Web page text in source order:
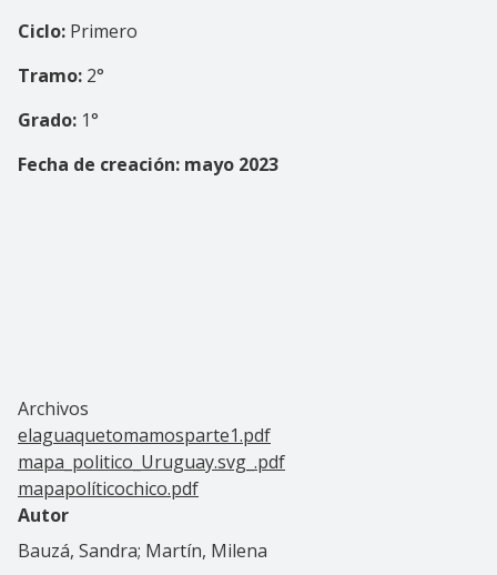
Ciclo: Primero
Tramo: 2°
Grado: 1°
Fecha de creación: mayo 2023
Archivos
elaguaquetomamosparte1.pdf
mapa_politico_Uruguay.svg_.pdf
mapapolíticochico.pdf
Autor
Bauzá, Sandra; Martín, Milena